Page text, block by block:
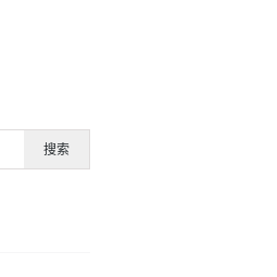
搜索